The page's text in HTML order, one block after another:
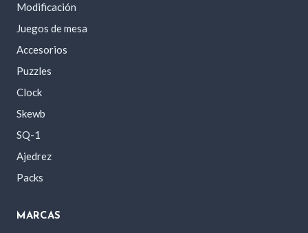
Modificación
Juegos de mesa
Accesorios
Puzzles
Clock
Skewb
SQ-1
Ajedrez
Packs
MARCAS